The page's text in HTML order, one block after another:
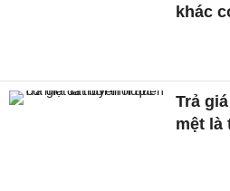
khác
Trả
mệt là